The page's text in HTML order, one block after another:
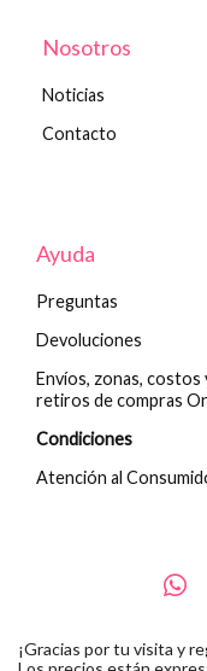
Nosotros
Noticias
Contacto
Ayuda
Preguntas
Devoluciones
Envíos, zonas, costos
retiros de compras
Condiciones
Atención al
¡Gracias por tu visita y